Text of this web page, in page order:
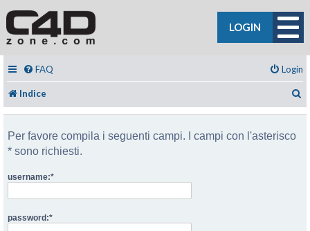
LOGIN
FAQ Login
Indice
Per favore compila i seguenti campi. I campi con l'asterisco
* sono richiesti.
username:
password: